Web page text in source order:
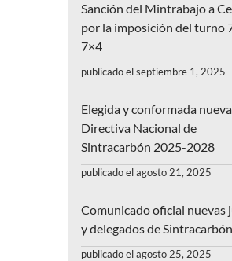
Sanción del Mintrabajo a
por la imposición del turno
7×4
publicado el septiembre 1, 2025
Elegida y conformada
Directiva Nacional de
Sintracarbón 2025-2028
publicado el agosto 21, 2025
Comunicado oficial nuevas
y delegados de Sintracarbón
publicado el agosto 25, 2025